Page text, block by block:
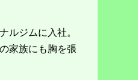
ルジムに入社。
家族にも胸を張